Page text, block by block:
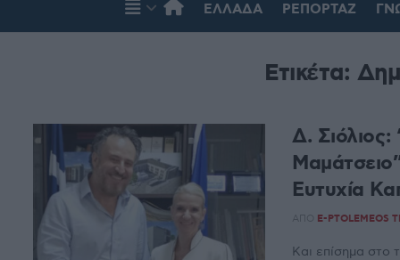
ΕΛΛΆΔΑ ΡΕΠΟΡΤΆΖ
Ετικέτα:
Δ.
Ευτυχία
ΑΠΌ E-PTOLEMEOS
Και επίσημα στο